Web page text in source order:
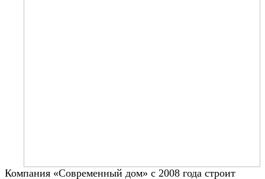
Компания «Современный дом» c 2008 года строит